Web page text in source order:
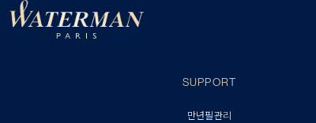
SUPPORT
만년필 관리